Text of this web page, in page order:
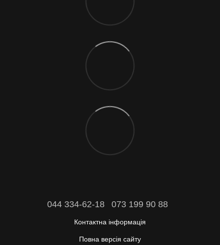
044 334-62-18 073 199 90 88
Контактна інформація
Повна версія сайту